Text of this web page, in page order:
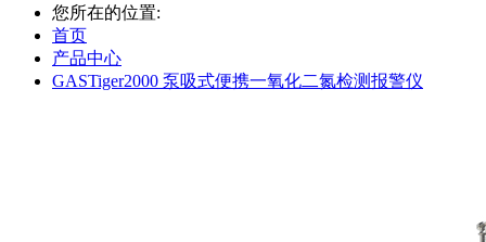
您所在的位置:
首页
产品中心
GASTiger2000 泵吸式便携一氧化二氮检测报警仪